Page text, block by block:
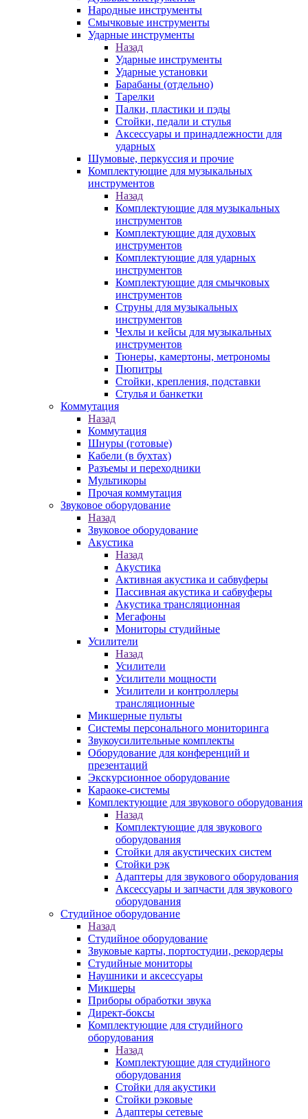
Народные инструменты
Смычковые инструменты
Ударные инструменты
Назад
Ударные инструменты
Ударные установки
Барабаны (отдельно)
Тарелки
Палки, пластики и пэды
Стойки, педали и стулья
Аксессуары и принадлежности для
ударных
Шумовые, перкуссия и прочие
Комплектующие для музыкальных
инструментов
Назад
Комплектующие для музыкальных
инструментов
Комплектующие для духовых
инструментов
Комплектующие для ударных
инструментов
Комплектующие для смычковых
инструментов
Струны для музыкальных
инструментов
Чехлы и кейсы для музыкальных
инструментов
Тюнеры, камертоны, метрономы
Пюпитры
Стойки, крепления, подставки
Стулья и банкетки
Коммутация
Назад
Коммутация
Шнуры (готовые)
Кабели (в бухтах)
Разъемы и переходники
Мультикоры
Прочая коммутация
Звуковое оборудование
Назад
Звуковое оборудование
Акустика
Назад
Акустика
Активная акустика и сабвуферы
Пассивная акустика и сабвуферы
Акустика трансляционная
Мегафоны
Мониторы студийные
Усилители
Назад
Усилители
Усилители мощности
Усилители и контроллеры
трансляционные
Микшерные пульты
Системы персонального мониторинга
Звукоусилительные комплекты
Оборудование для конференций и
презентаций
Экскурсионное оборудование
Караоке-системы
Комплектующие для звукового оборудования
Назад
Комплектующие для звукового
оборудования
Стойки для акустических систем
Стойки рэк
Адаптеры для звукового оборудования
Аксессуары и запчасти для звукового
оборудования
Студийное оборудование
Назад
Студийное оборудование
Звуковые карты, портостудии, рекордеры
Студийные мониторы
Наушники и аксессуары
Микшеры
Приборы обработки звука
Директ-боксы
Комплектующие для студийного
оборудования
Назад
Комплектующие для студийного
оборудования
Стойки для акустики
Стойки рэковые
Адаптеры сетевые